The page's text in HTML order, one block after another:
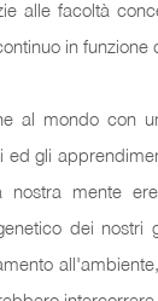
alle facoltà
in
al mondo con
ed gli
nostra mente
dei nostri